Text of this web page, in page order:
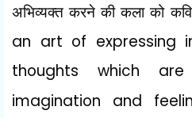
अभिव्यक्त करने की कला को
an art of expressing
thoughts which
imagination and